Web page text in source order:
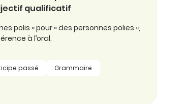
qualificatif
polis » pour « des personnes polies »,
à l’oral.
passé
Grammaire